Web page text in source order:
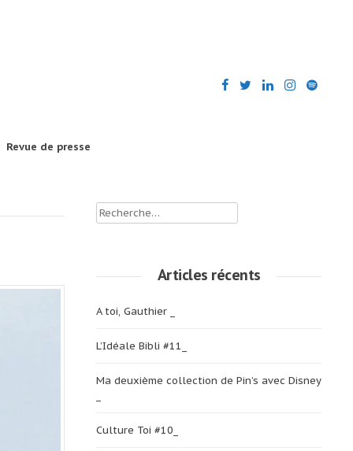
Revue de presse
Rechercher :
Articles récents
A toi, Gauthier _
L’Idéale Bibli #11_
Ma deuxième collection de Pin’s avec Disney
Culture Toi #10_